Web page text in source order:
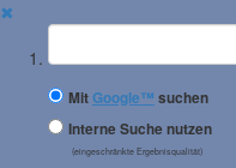
✖
Suchbegriff
MitGoogle™ suchen
Interne Suche nutzen
(eingeschränkte Ergebnisqualität)